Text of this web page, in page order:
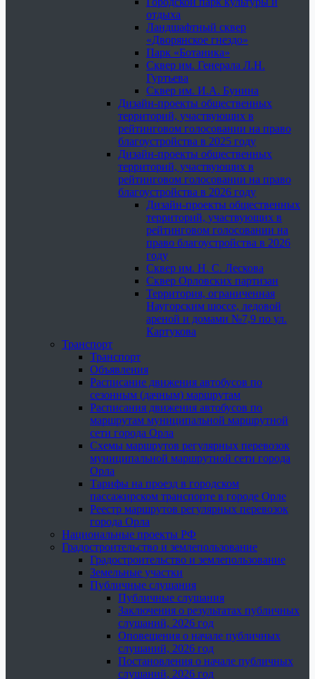
отдыха
Ландшафтный сквер
«Дворянское гнездо»
Парк «Ботаника»
Сквер им. Генерала Л.Н.
Гуртьева
Сквер им. И.А. Бунина
Дизайн-проекты общественных
территорий, участвующих в
рейтинговом голосовании на право
благоустройства в 2025 году
Дизайн-проекты общественных
территорий, участвующих в
рейтинговом голосовании на право
благоустройства в 2026 году
Дизайн-проекты общественных
территорий, участвующих в
рейтинговом голосовании на
право благоустройства в 2026
году
Сквер им. Н. С. Лескова
Сквер Орловских партизан
Территория, ограниченная
Наугорским шоссе, ледовой
ареной и домами №7,9 по ул.
Картукова
Транспорт
Транспорт
Объявления
Расписание движения автобусов по
сезонным (дачным) маршрутам
Расписания движения автобусов по
маршрутам муниципальной маршрутной
сети города Орла
Схемы маршрутов регулярных перевозок
муниципальной маршрутной сети города
Орла
Тарифы на проезд в городском
пассажирском транспорте в городе Орле
Реестр маршрутов регулярных перевозок
города Орла
Национальные проекты РФ
Градостроительство и землепользование
Градостроительство и землепользование
Земельные участки
Публичные слушания
Публичные слушания
Заключения о результатах публичных
слушаний, 2026 год
Оповещения о начале публичных
слушаний, 2026 год
Постановления о начале публичных
слушаний, 2026 год